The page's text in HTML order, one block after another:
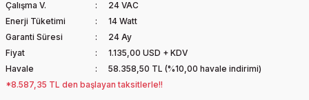
Çalışma V.
24 VAC
Enerji Tüketimi
14 Watt
Garanti Süresi
24 Ay
Fiyat
1.135,00 USD + KDV
Havale
58.358,50 TL (%10,00 havale indirimi)
*8.587,35 TL den başlayan taksitlerle!!